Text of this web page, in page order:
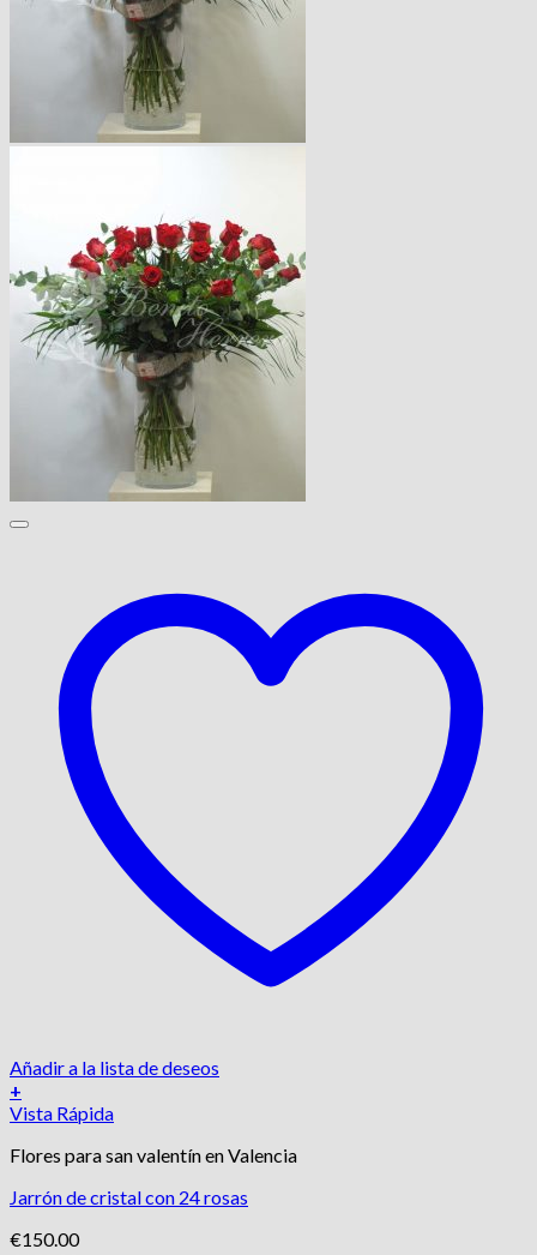
Añadir a la lista de deseos
+
Este
tiene
variantes.
opciones
Vista Rápida
Flores para san valentín en Valencia
Jarrón de cristal con 24 rosas
€150.00